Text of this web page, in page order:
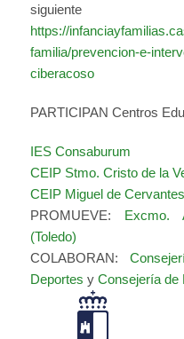
https://
familia/prevencion-e-
ciberacoso
PARTICIPAN Centros
IES Consaburum
CEIP Stmo. Cristo de la
CEIP Miguel de Cervantes
PROMUEVE: Excmo.
(Toledo)
COLABORAN:
Deportes y Consejería de